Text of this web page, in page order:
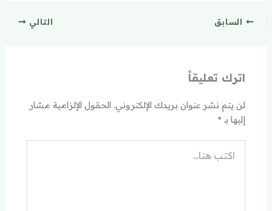
السابق التالي
اترك تعليقاً
لن يتم نشر عنوان بريدك الإلكتروني. الحقول الإلزامية مشار
إليها بـ *
هنا...